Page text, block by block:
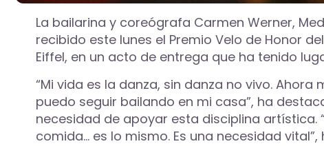
La bailarina y coreógrafa Carmen Werner,
recibido este lunes el Premio Velo de Honor
Eiffel, en un acto de entrega que ha tenido
“Mi vida es la danza, sin danza no vivo.
puedo seguir bailando en mi casa”, ha
necesidad de apoyar esta disciplina artística.
comida… es lo mismo. Es una necesidad